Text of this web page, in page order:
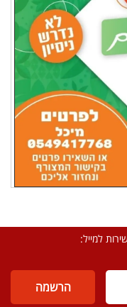
למייל: